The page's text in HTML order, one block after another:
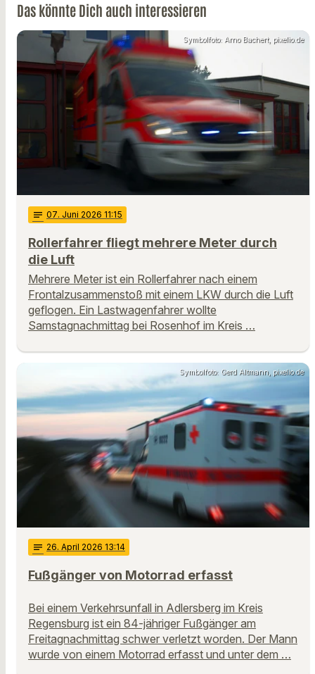
Das könnte Dich auch interessieren
Symbolfoto: Arno Bachert, pixelio.de
notes 07. Juni 2026 11:15
Rollerfahrer fliegt mehrere Meter durch
die Luft
Mehrere Meter ist ein Rollerfahrer nach einem
Frontalzusammenstoß mit einem LKW durch die Luft
geflogen. Ein Lastwagenfahrer wollte
Samstagnachmittag bei Rosenhof im Kreis …
Symbolfoto: Gerd Altmann, pixelio.de
notes 26. April 2026 13:14
Fußgänger von Motorrad erfasst
Bei einem Verkehrsunfall in Adlersberg im Kreis
Regensburg ist ein 84-jähriger Fußgänger am
Freitagnachmittag schwer verletzt worden. Der Mann
wurde von einem Motorrad erfasst und unter dem …